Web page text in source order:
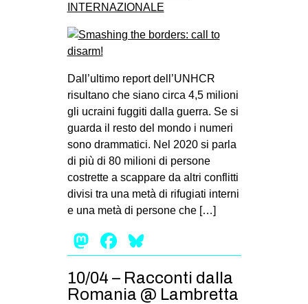
INTERNAZIONALE
Dall’ultimo report dell’UNHCR
risultano che siano circa 4,5 milioni
gli ucraini fuggiti dalla guerra. Se si
guarda il resto del mondo i numeri
sono drammatici. Nel 2020 si parla
di più di 80 milioni di persone
costrette a scappare da altri conflitti
divisi tra una metà di rifugiati interni
e una metà di persone che […]
Mastodon
Facebook
10/04 – Racconti dalla
Romania @ Lambretta